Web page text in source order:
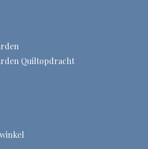
Quiltopdracht